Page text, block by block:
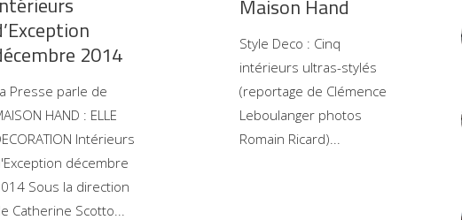
Maison Hand
Style Deco : Cinq
intérieurs ultras-stylés
(reportage de Clémence
Leboulanger photos
Romain Ricard)
2014
Presse parle de
HAND : ELLE
Intérieurs
décembre
Sous la direction
Catherine Scotto